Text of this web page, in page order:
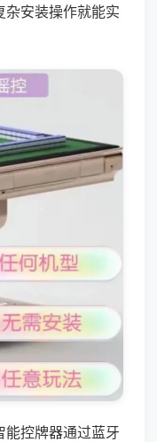
杂安装操作就能实
能控牌器通过蓝牙